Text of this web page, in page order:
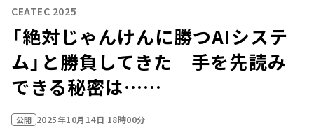
CEATEC 2025
「絶対じゃんけんに勝つAIシステ
ム」と勝負してきた 手を先読み
できる秘密は……
公開 2025年10月14日 18時00分